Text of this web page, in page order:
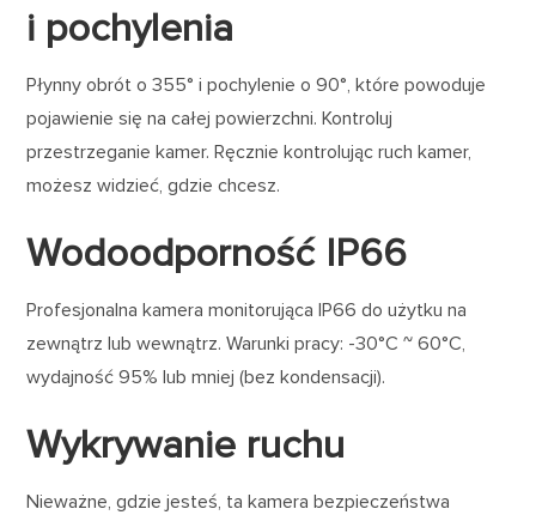
i pochylenia
Płynny obrót o 355° i pochylenie o 90°, które powoduje
pojawienie się na całej powierzchni. Kontroluj
przestrzeganie kamer. Ręcznie kontrolując ruch kamer,
możesz widzieć, gdzie chcesz.
Wodoodporność IP66
Profesjonalna kamera monitorująca IP66 do użytku na
zewnątrz lub wewnątrz. Warunki pracy: -30°C ~ 60°C,
wydajność 95% lub mniej (bez kondensacji).
Wykrywanie ruchu
Nieważne, gdzie jesteś, ta kamera bezpieczeństwa